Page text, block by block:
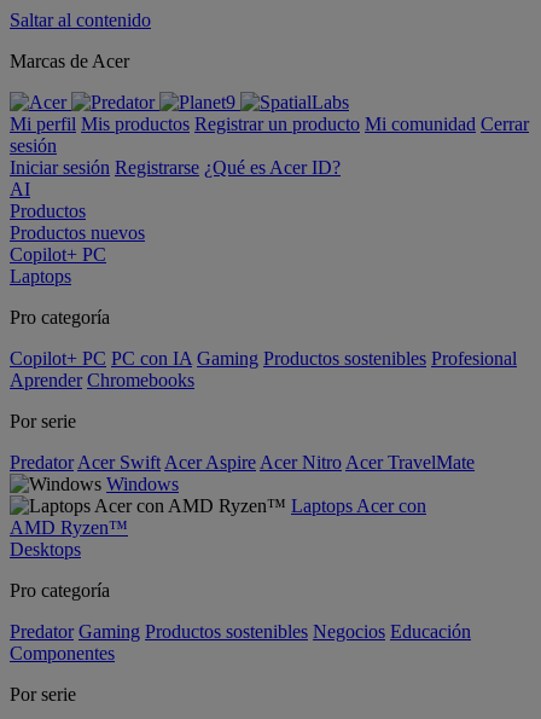
Saltar al contenido
Marcas de Acer
Mi perfil Mis productos Registrar un producto Mi comunidad Cerrar
sesión
Iniciar sesión Registrarse ¿Qué es Acer ID?
AI
Productos
Productos nuevos
Copilot+ PC
Laptops
Pro categoría
Copilot+ PC PC con IA Gaming Productos sostenibles Profesional
Aprender Chromebooks
Por serie
Predator Acer Swift Acer Aspire Acer Nitro Acer TravelMate
Windows
Laptops Acer con
AMD Ryzen™
Desktops
Pro categoría
Predator Gaming Productos sostenibles Negocios Educación
Componentes
Por serie